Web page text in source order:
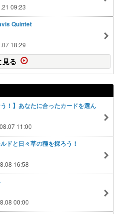
09:23
Quintet
18:29
見る
！】あなたに合ったカードを選ん
11:00
ドと日々草の種を採ろう！
16:58
00:00